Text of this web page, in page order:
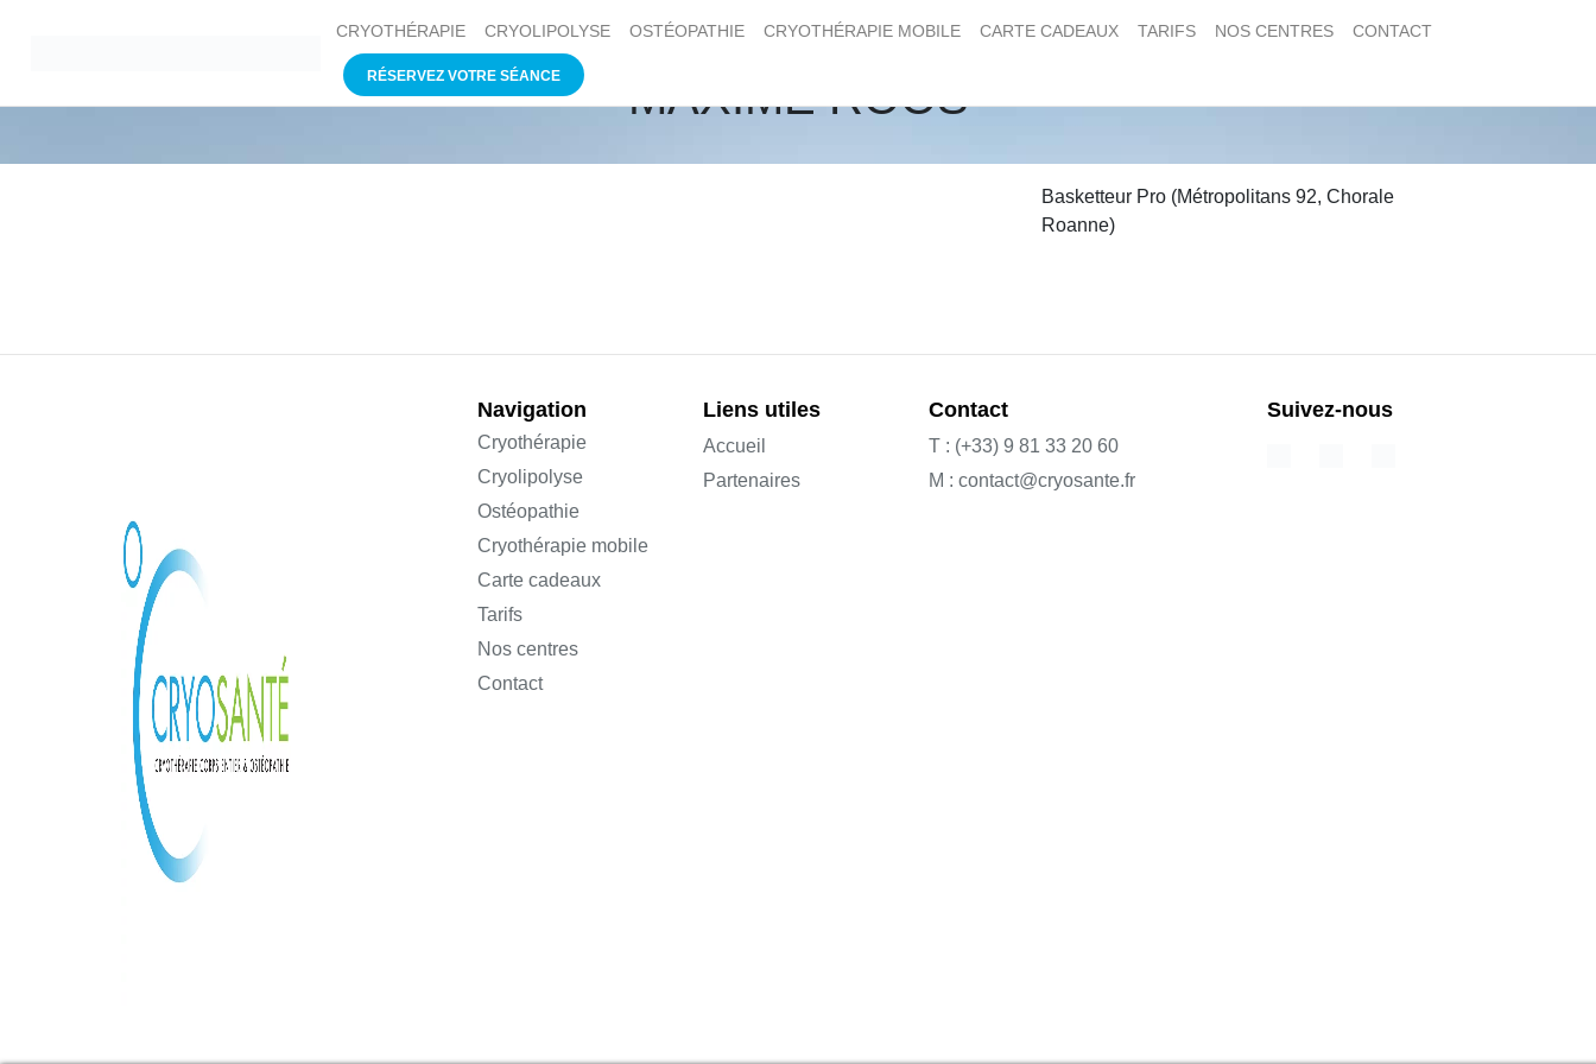
CRYOTHÉRAPIE CRYOLIPOLYSE OSTÉOPATHIE CRYOTHÉRAPIE MOBILE CARTE CADEAUX TARIFS NOS CENTRES CONTACT
RÉSERVEZ VOTRE SÉANCE MAXIME ROOS
Basketteur Pro (Métropolitans 92, Chorale
Roanne)
Navigation
Cryothérapie
Cryolipolyse
Ostéopathie
Cryothérapie mobile
Carte cadeaux
Tarifs
Nos centres
Contact
Liens utiles
Accueil
Partenaires
Contact
T : (+33) 9 81 33 20 60
M : contact@cryosante.fr
Suivez-nous